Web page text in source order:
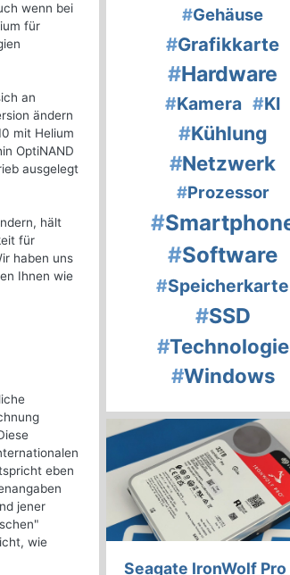
wenn bei
für
an
ändern
mit Helium
OptiNAND
ausgelegt
hält
für
haben uns
Ihnen wie
eben
jener
wie
#Gehäuse
#Grafikkarte
#Hardware
#Kamera #KI
#Kühlung
#Netzwerk
#Prozessor
#
#Software
#Speicherkarte
#SSD
#Technologie
#Windows
Seagate IronWolf